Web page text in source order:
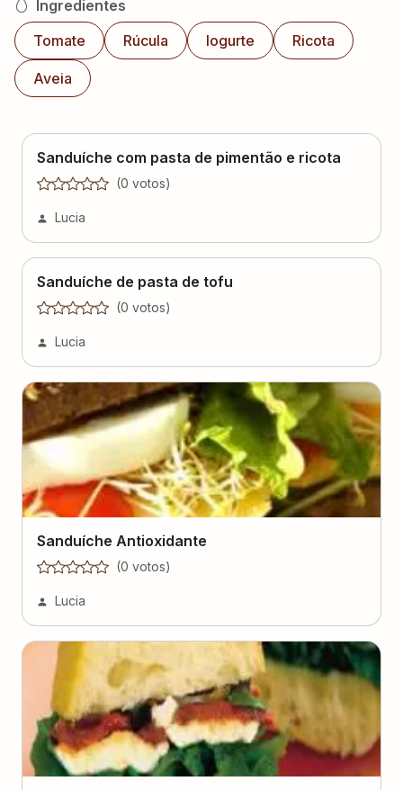
Ingredientes
Tomate
Rúcula Iogurte Ricota
Aveia
Sanduíche com pasta de pimentão e ricota
(0 votos)
Lucia
Sanduíche de pasta de tofu
(0 votos)
Lucia
Sanduíche Antioxidante
(0 votos)
Lucia